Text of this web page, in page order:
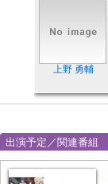
上野 勇輔
出演予定／関連番組